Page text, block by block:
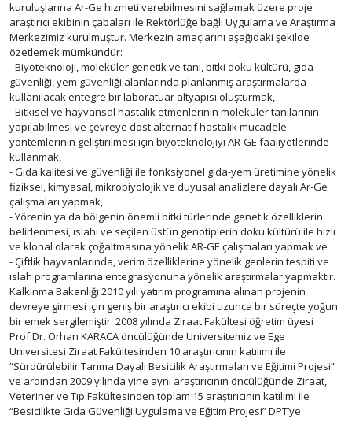
kuruluşlarına Ar-Ge hizmeti verebilmesini sağlamak üzere proje
araştırıcı ekibinin çabaları ile Rektörlüğe bağlı Uygulama ve Araştırma
Merkezimiz kurulmuştur. Merkezin amaçlarını aşağıdaki şekilde
özetlemek mümkündür:
- Biyoteknoloji, moleküler genetik ve tanı, bitki doku kültürü, gıda
güvenliği, yem güvenliği alanlarında planlanmış araştırmalarda
kullanılacak entegre bir laboratuar altyapısı oluşturmak,
- Bitkisel ve hayvansal hastalık etmenlerinin moleküler tanılarının
yapılabilmesi ve çevreye dost alternatif hastalık mücadele
yöntemlerinin geliştirilmesi için biyoteknolojiyi AR-GE faaliyetlerinde
kullanmak,
- Gıda kalitesi ve güvenliği ile fonksiyonel gıda-yem üretimine yönelik
fiziksel, kimyasal, mikrobiyolojik ve duyusal analizlere dayalı Ar-Ge
çalışmaları yapmak,
- Yörenin ya da bölgenin önemli bitki türlerinde genetik özelliklerin
belirlenmesi, ıslahı ve seçilen üstün genotiplerin doku kültürü ile hızlı
ve klonal olarak çoğaltmasına yönelik AR-GE çalışmaları yapmak ve
- Çiftlik hayvanlarında, verim özelliklerine yönelik genlerin tespiti ve
ıslah programlarına entegrasyonuna yönelik araştırmalar yapmaktır.
Kalkınma Bakanlığı 2010 yılı yatırım programına alınan projenin
devreye girmesi için geniş bir araştırıcı ekibi uzunca bir süreçte yoğun
bir emek sergilemiştir. 2008 yılında Ziraat Fakültesi öğretim üyesi
Prof.Dr. Orhan KARACA öncülüğünde Üniversitemiz ve Ege
Üniversitesi Ziraat Fakültesinden 10 araştırıcının katılımı ile
“Sürdürülebilir Tarıma Dayalı Besicilik Araştırmaları ve Eğitimi Projesi”
ve ardından 2009 yılında yine aynı araştırıcının öncülüğünde Ziraat,
Veteriner ve Tıp Fakültesinden toplam 15 araştırıcının katılımı ile
“Besicilikte Gıda Güvenliği Uygulama ve Eğitim Projesi” DPT’ye